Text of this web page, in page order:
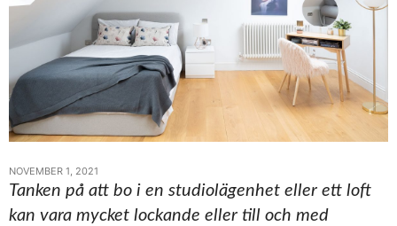
NOVEMBER 1, 2021
Tanken på att bo i en studiolägenhet eller ett loft
kan vara mycket lockande eller till och med